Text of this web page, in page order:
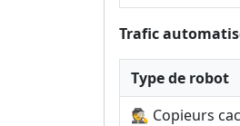
Trafic
Type de robot
🕵️ Copieurs